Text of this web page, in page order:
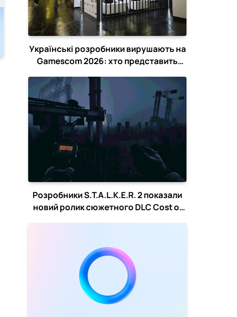
Українські розробники вирушають на
Gamescom 2026: хто представить
Розробники S.T.A.L.K.E.R. 2 показали
новий ролик сюжетного DLC Cost of